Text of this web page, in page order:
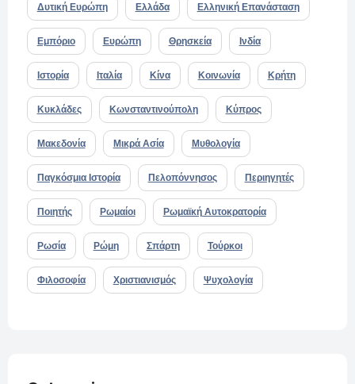
Δυτική Ευρώπη Ελλάδα Ελληνική Επανάσταση
Εμπόριο Ευρώπη Θρησκεία Ινδία
Ιστορία Ιταλία Κίνα Κοινωνία Κρήτη
Κυκλάδες Κωνσταντινούπολη Κύπρος
Μακεδονία Μικρά Ασία Μυθολογία
Παγκόσμια Ιστορία Πελοπόννησος Περιηγητές
Ποιητής Ρωμαίοι Ρωμαϊκή Αυτοκρατορία
Ρωσία Ρώμη Σπάρτη Τούρκοι
Φιλοσοφία Χριστιανισμός Ψυχολογία